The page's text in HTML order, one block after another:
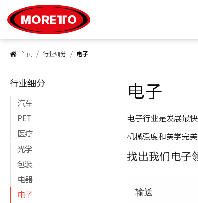
首页 行业细分 电子
电子
电子行业是发展最
机械强度和美学完
找出我们电子
输送
行业细分
汽车
PET
医疗
光学
包装
电器
电子